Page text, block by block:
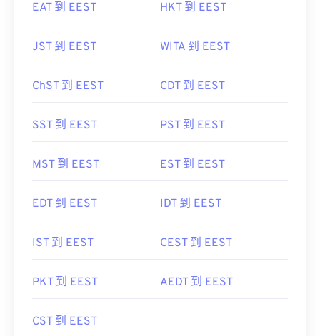
EAT 到 EEST HKT 到 EEST
JST 到 EEST WITA 到 EEST
ChST 到 EEST CDT 到 EEST
SST 到 EEST PST 到 EEST
MST 到 EEST EST 到 EEST
EDT 到 EEST IDT 到 EEST
IST 到 EEST CEST 到 EEST
PKT 到 EEST AEDT 到 EEST
CST 到 EEST